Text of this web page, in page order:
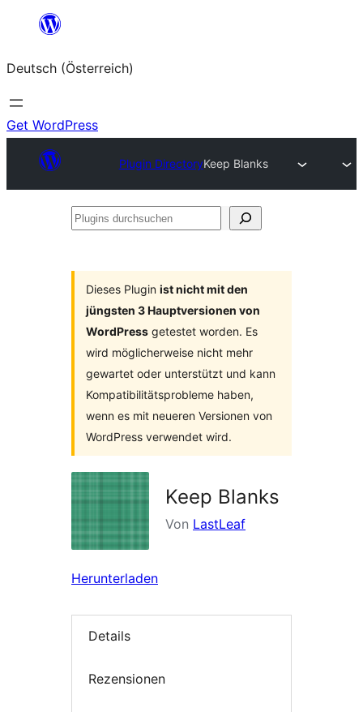
springen
Deutsch (Österreich)
Get WordPress
Plugin DirectoryKeep Blanks
Plugins
Dieses Plugin ist nicht mit den
jüngsten 3 Hauptversionen von
WordPress getestet worden. Es
wird möglicherweise nicht mehr
gewartet oder unterstützt und kann
Kompatibilitätsprobleme haben,
wenn es mit neueren Versionen von
WordPress verwendet wird.
Keep Blanks
Von LastLeaf
Herunterladen
Details
Rezensionen